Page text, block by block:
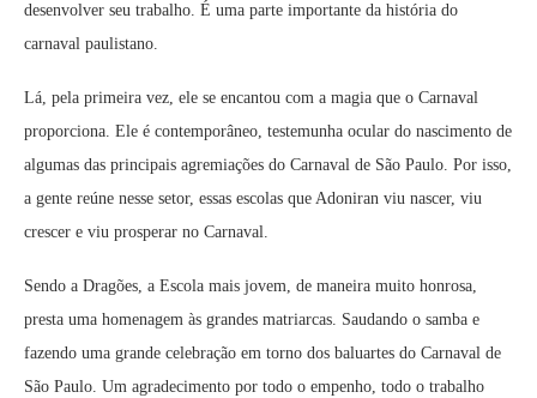
desenvolver seu trabalho. É uma parte importante da história do
carnaval paulistano.
Lá, pela primeira vez, ele se encantou com a magia que o Carnaval
proporciona. Ele é contemporâneo, testemunha ocular do nascimento de
algumas das principais agremiações do Carnaval de São Paulo. Por isso,
a gente reúne nesse setor, essas escolas que Adoniran viu nascer, viu
crescer e viu prosperar no Carnaval.
Sendo a Dragões, a Escola mais jovem, de maneira muito honrosa,
presta uma homenagem às grandes matriarcas. Saudando o samba e
fazendo uma grande celebração em torno dos baluartes do Carnaval de
São Paulo. Um agradecimento por todo o empenho, todo o trabalho